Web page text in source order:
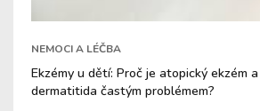
NEMOCI A LÉČBA
Ekzémy u dětí: Proč je atopický ekzém
dermatitida častým problémem?